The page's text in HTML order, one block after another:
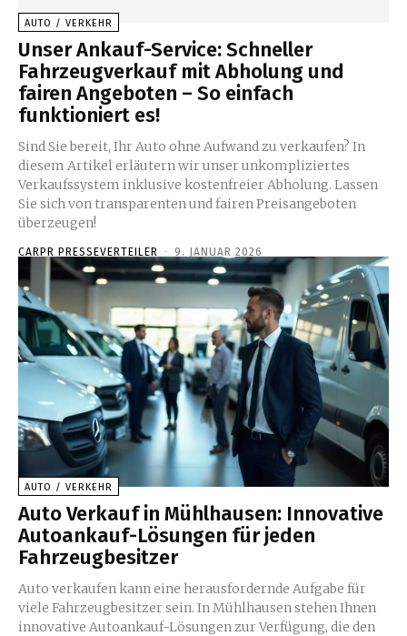
AUTO / VERKEHR
Unser Ankauf-Service: Schneller
Fahrzeugverkauf mit Abholung und
fairen Angeboten – So einfach
funktioniert es!
Sind Sie bereit, Ihr Auto ohne Aufwand zu verkaufen? In
diesem Artikel erläutern wir unser unkompliziertes
Verkaufssystem inklusive kostenfreier Abholung. Lassen
Sie sich von transparenten und fairen Preisangeboten
überzeugen!
CARPR PRESSEVERTEILER - 9. JANUAR 2026
AUTO / VERKEHR
Auto Verkauf in Mühlhausen: Innovative
Autoankauf-Lösungen für jeden
Fahrzeugbesitzer
Auto verkaufen kann eine herausfordernde Aufgabe für
viele Fahrzeugbesitzer sein. In Mühlhausen stehen Ihnen
innovative Autoankauf-Lösungen zur Verfügung, die den